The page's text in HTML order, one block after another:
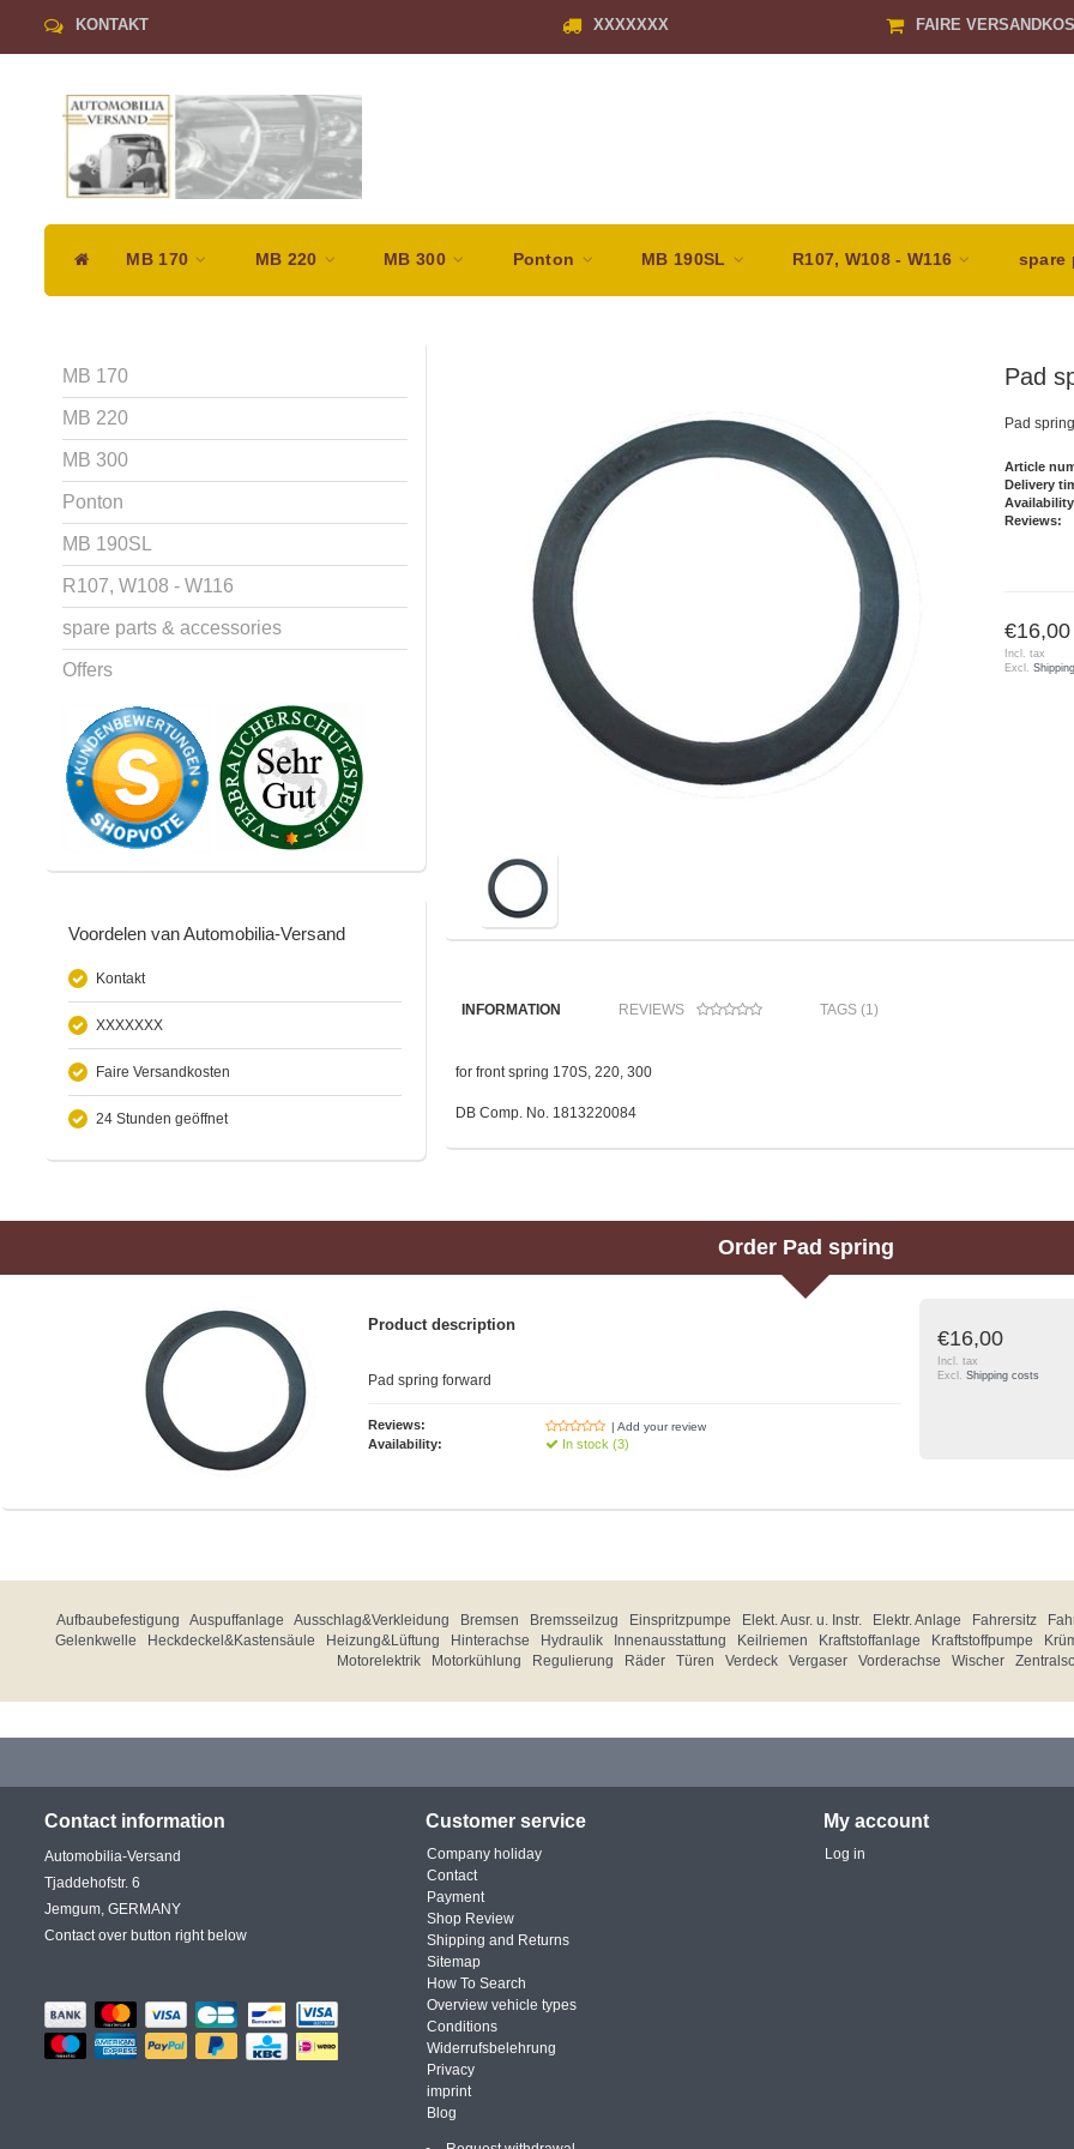
KONTAKT XXXXXXX FAIRE
MB 170 MB 220 MB 300 Ponton MB 190SL R107, W108 - W116 spare
MB 170
MB 220
MB 300
Ponton
MB 190SL
R107, W108 - W116
spare parts & accessories
Offers
Voordelen van Automobilia-Versand
Kontakt
XXXXXXX
Faire Versandkosten
24 Stunden geöffnet
Pad
Pad
Article
Delivery
Reviews:
€16,00
Incl. tax
Excl.
INFORMATION REVIEWS TAGS (1)
for front spring 170S, 220, 300
DB Comp. No. 1813220084
Order Pad spring
Product description
Pad spring forward
Reviews: | Add your review
Availability: In stock (3)
€16,00
Incl. tax
Excl. Shipping costs
Aufbaubefestigung Auspuffanlage Ausschlag&Verkleidung Bremsen Bremsseilzug Einspritzpumpe Elekt. Ausr. u. Instr. Elektr. Anlage Fahrersitz
Gelenkwelle
Heckdeckel&Kastensäule Heizung&Lüftung Hinterachse Hydraulik Innenausstattung Keilriemen Kraftstoffanlage Kraftstoffpumpe
Motorelektrik
Motorkühlung Regulierung Räder Türen Verdeck Vergaser Vorderachse Wischer
Contact information
Automobilia-Versand
Tjaddehofstr. 6
Jemgum, GERMANY
Contact over button right below
Customer service
Company holiday
Contact
Payment
Shop Review
Shipping and Returns
Sitemap
How To Search
Overview vehicle types
Conditions
Widerrufsbelehrung
Privacy
imprint
Blog
My account
Log in